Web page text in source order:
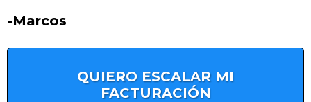
-Marcos
QUIERO ESCALAR MI
FACTURACIÓN